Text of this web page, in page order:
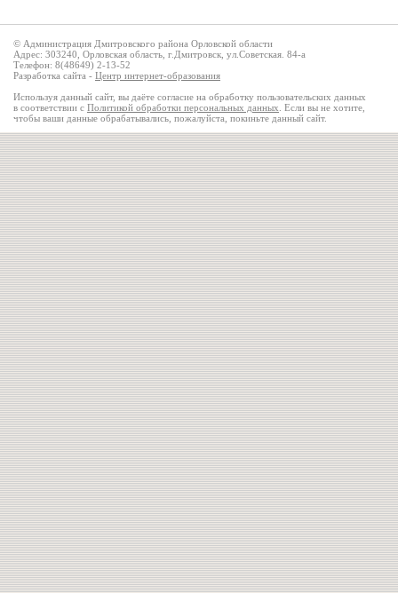
© Администрация Дмитровского района Орловской области
Адрес: 303240, Орловская область, г.Дмитровск, ул.Советская. 84-а
Телефон: 8(48649) 2-13-52
Разработка сайта - Центр интернет-образования
Используя данный сайт, вы даёте согласие на обработку пользовательских данных
в соответствии с Политикой обработки персональных данных . Если вы не хотите,
чтобы ваши данные обрабатывались, пожалуйста, покиньте данный сайт.